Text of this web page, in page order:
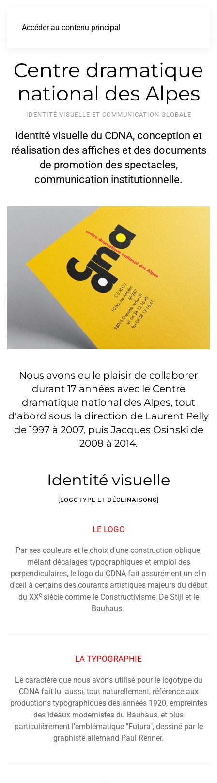
Accéder au contenu principal
Centre dramatique
national des Alpes
IDENTITÉ VISUELLE ET COMMUNICATION GLOBALE
Identité visuelle du CDNA, conception et
réalisation des affiches et des documents
de promotion des spectacles,
communication institutionnelle.
Nous avons eu le plaisir de collaborer
durant 17 années avec le Centre
dramatique national des Alpes, tout
d'abord sous la direction de Laurent Pelly
de 1997 à 2007, puis Jacques Osinski de
2008 à 2014.
Identité visuelle
[LOGOTYPE ET DÉCLINAISONS]
LE LOGO
Par ses couleurs et le choix d'une construction oblique,
mêlant décalages typographiques et emploi des
perpendiculaires, le logo du CDNA fait assurément un clin
d'œil à certains des courants artistiques majeurs du début
du XXesiècle comme le Constructivisme, De Stijl et le
Bauhaus.
LA TYPOGRAPHIE
Le caractère que nous avons utilisé pour le logotype du
CDNA fait lui aussi, tout naturellement, référence aux
productions typographiques des années 1920, empreintes
des idéaux modernistes du Bauhaus, et plus
particulièrement l'emblématique "Futura", dessiné par le
graphiste allemand Paul Renner.